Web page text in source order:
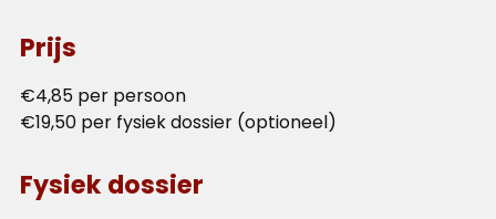
Prijs
€4,85 per persoon
€19,50 per fysiek dossier (optioneel)
Fysiek dossier